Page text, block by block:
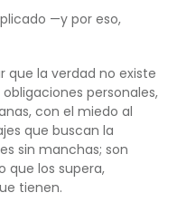
—y por eso,
que la verdad no existe
personales,
con el miedo al
que buscan la
sin manchas; son
que los supera,
tienen.